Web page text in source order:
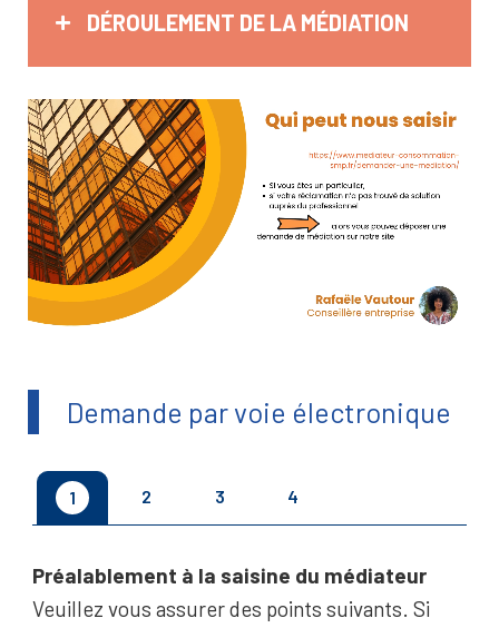
DÉROULEMENT DE LA MÉDIATION
Demande par voie électronique
1 2 3 4
Préalablement à la saisine du médiateur
Veuillez vous assurer des points suivants. Si